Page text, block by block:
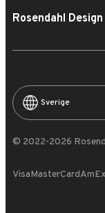
Rosendahl
© 2022-2026
VisaMasterCardAmEx
Sverige